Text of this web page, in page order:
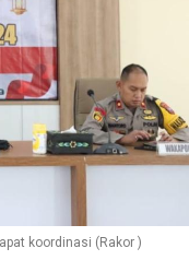
koordinasi (Rakor )